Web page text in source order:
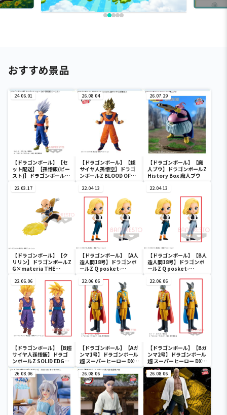
おすすめ景品
24.06.01
【ドラゴンボール】【セ
ット配送】【孫悟飯(ビー
スト)】ドラゴンボール超
悟飯(ビースト)-
26.08.04
【ドラゴンボール】【超
サイヤ人孫悟空】ドラゴ
ンボールZ BLOOD OF
空-Ⅱ
26.07.29
【ドラゴンボール】【魔
人ブウ】ドラゴンボールZ
History Box 魔人ブウ
22.03.17
【ドラゴンボール】【ク
リリン】ドラゴンボールZ
G×materia THE
22.04.13
【ドラゴンボール】【A人
造人間18号】ドラゴンボ
ールZ Q posket-
22.04.13
【ドラゴンボール】【B人
造人間18号】ドラゴンボ
ールZ Q posket-
22.06.06
【ドラゴンボール】【B超
サイヤ人孫悟飯】ドラゴ
ンボールZ SOLID EDGE
WORKS-THE出陣-5
22.06.06
【ドラゴンボール】【Aガ
ンマ1号】ドラゴンボール
超 スーパーヒーロー DXF-
ガンマ1号＆ガンマ2号-
22.06.06
【ドラゴンボール】【Bガ
ンマ2号】ドラゴンボール
超 スーパーヒーロー DXF-
ガンマ1号＆ガンマ2号-
26.08.06 26.08.06 26.08.06